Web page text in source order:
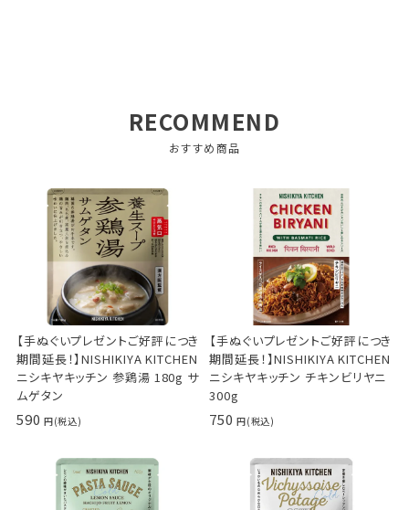
RECOMMEND
おすすめ商品
【手ぬぐいプレゼントご好評につき
期間延長！】NISHIKIYA KITCHEN
ニシキヤキッチン 参鶏湯 180g サ
ムゲタン
590
【手ぬぐいプレゼントご好評につき
期間延長！】NISHIKIYA KITCHEN
ニシキヤキッチン チキンビリヤニ
300g
750